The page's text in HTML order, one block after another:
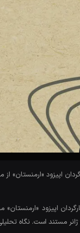
اپیزود
ژانر مستند است. نگاه